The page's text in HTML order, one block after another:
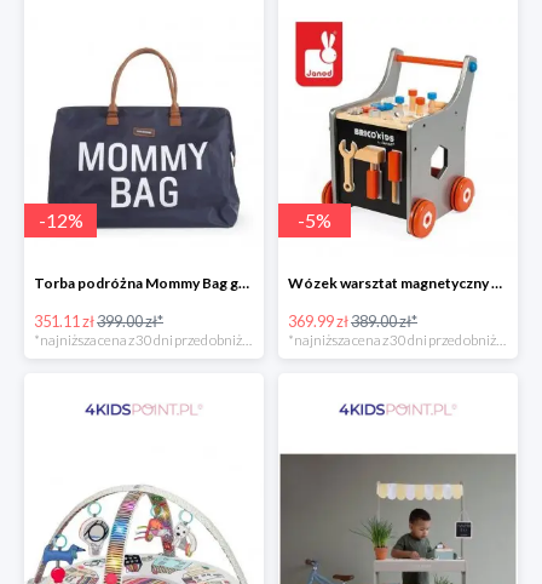
-12%
Torba podróżna Mommy Bag grant Childhome
351.11 zł399.00 zł*
*najniższa cena z 30 dni przed obniżką
-5%
Wózek warsztat magnetyczny z narzędziami Brico ‘Kids kolekcja 2018, Janod
369.99 zł389.00 zł*
*najniższa cena z 30 dni przed obniżką